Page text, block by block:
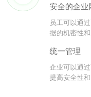
安全的企业
员工可以通
据的机密性和
统一管理
企业可以通
提高安全性和